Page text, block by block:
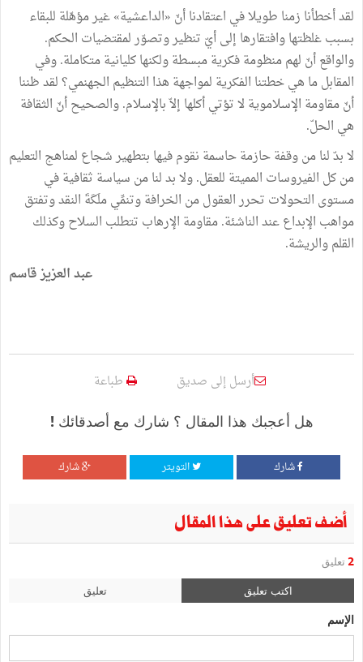
لقد أخطأنا زمنا طويلا في اعتقادنا أنّ «الداعشية» غير مؤهّلة للبقاء
بسبب غلظتها وافتقارها إلى أيّ تنظير وتصوّر لمقتضيات الحكم.
والواقع أنّ لهم منظومة فكرية مبسطة ولكنها كليانية متكاملة. وفي
المقابل ما هي خطتنا الفكرية لمواجهة هذا التنظيم الجهنمي؟ لقد ظننا
أنّ مقاومة الإسلاموية لا تؤتي أكلها إلاّ بالإسلام. والصحيح أنّ الثقافة
هي الحلّ.
لا بدّ لنا من وقفة حازمة حاسمة نقوم فيها بتطهير شجاع لمناهج التعليم
من كل الفيروسات المميتة للعقل. ولا بد لنا من سياسة ثقافية في
مستوى التحولات تحرر العقول من الخرافة وتنمِّي ملَكَةَ النقد وتفتق
مواهب الإبداع عند الناشئة. مقاومة الإرهاب تتطلب السلاح وكذلك
القلم والريشة.
عبد العزيز قاسم
أرسل إلى صديق طباعة
هل أعجبك هذا المقال ؟ شارك مع أصدقائك !
شارك التويتر شارك
أضف تعليق على هذا المقال
2 تعليق
اكتب تعليق تعليق
الإسم